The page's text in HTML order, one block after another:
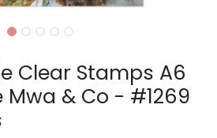
Clear Stamps A6
Mwa & Co - #1269